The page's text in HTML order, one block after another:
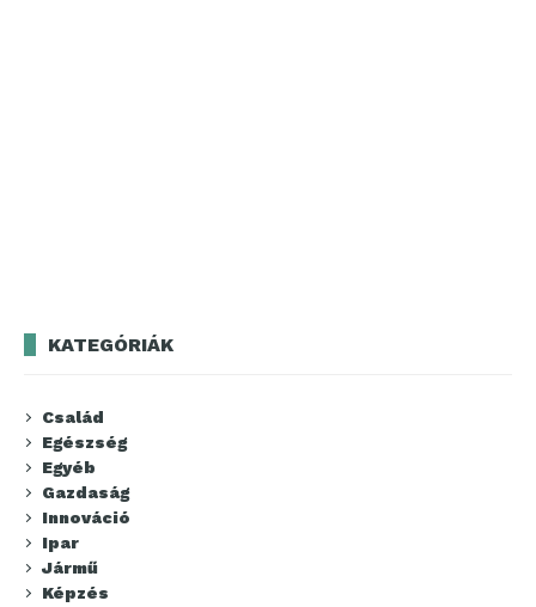
KATEGÓRIÁK
Család
Egészség
Egyéb
Gazdaság
Innováció
Ipar
Jármű
Képzés